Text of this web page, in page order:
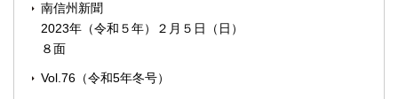
南信州新聞
2023年（令和５年）２月５日（日）
８面
Vol.76（令和5年冬号）